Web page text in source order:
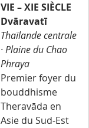
VIE – XIE SIÈCLE
Dvāravatī
Thaïlande centrale
· Plaine du Chao
Phraya
Premier foyer du
bouddhisme
Theravāda en
Asie du Sud-Est